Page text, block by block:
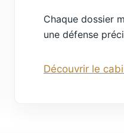
Chaque dossier
une défense
Découvrir le